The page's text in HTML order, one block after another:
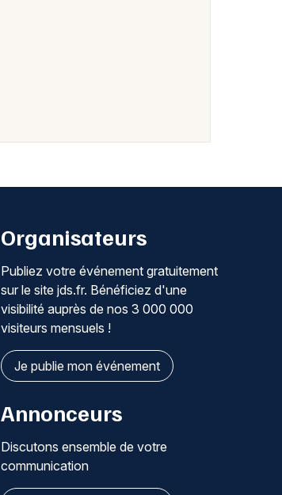
Organisateurs
Publiez votre événement gratuitement
sur le site jds.fr. Bénéficiez d'une
visibilité auprès de nos 3 000 000
visiteurs mensuels !
Je publie mon événement
Annonceurs
Discutons ensemble de votre
communication